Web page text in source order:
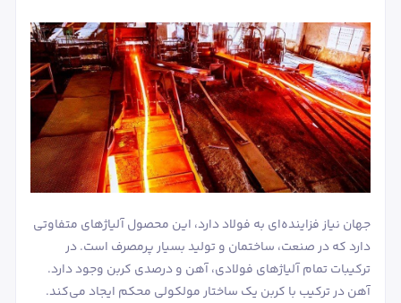
جهان نیاز فزاینده‌ای به فولاد دارد، این محصول آلیاژهای متفاوتی
دارد که در صنعت، ساختمان و تولید بسیار پرمصرف است. در
ترکیبات تمام آلیاژهای فولادی، آهن و درصدی کربن وجود دارد.
آهن در ترکیب با کربن یک ساختار مولکولی محکم ایجاد می‌کند.